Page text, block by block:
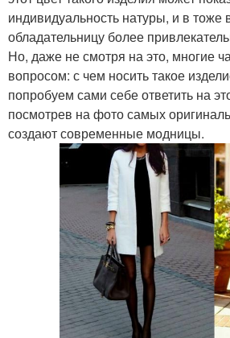
индивидуальность натуры, и в тоже
обладательницу более
Но, даже не смотря на это, многие
вопросом: с чем носить такое
попробуем сами себе ответить на
посмотрев на фото самых
создают современные модницы.